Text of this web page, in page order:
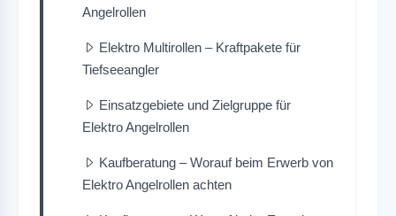
Angelrollen
Elektro Multirollen – Kraftpakete für
Tiefseeangler
Einsatzgebiete und Zielgruppe für
Elektro Angelrollen
Kaufberatung – Worauf beim Erwerb von
Elektro Angelrollen achten